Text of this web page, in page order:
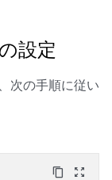
設定
次の手順に従い
content_copy zoom_out_map